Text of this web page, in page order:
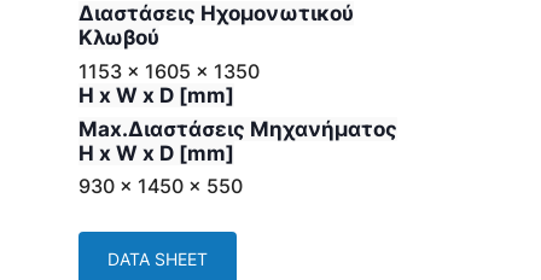
Διαστάσεις Ηχομονωτικού
Κλωβού
1153 x 1605 x 1350
H x W x D [mm]
Max.Διαστάσεις Μηχανήματος
H x W x D [mm]
930 x 1450 x 550
DATA SHEET